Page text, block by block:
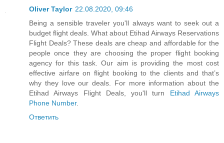
Oliver Taylor 22.08.2020, 09:46
Being a sensible traveler you'll always want to seek out a
budget flight deals. What about Etihad Airways Reservations
Flight Deals? These deals are cheap and affordable for the
people once they are choosing the proper flight booking
agency for this task. Our aim is providing the most cost
effective airfare on flight booking to the clients and that’s
why they love our deals. For more information about the
Etihad Airways Flight Deals, you'll turn Etihad Airways
Phone Number.
Ответить